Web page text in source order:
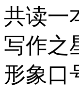
共读一
写作之
形象口